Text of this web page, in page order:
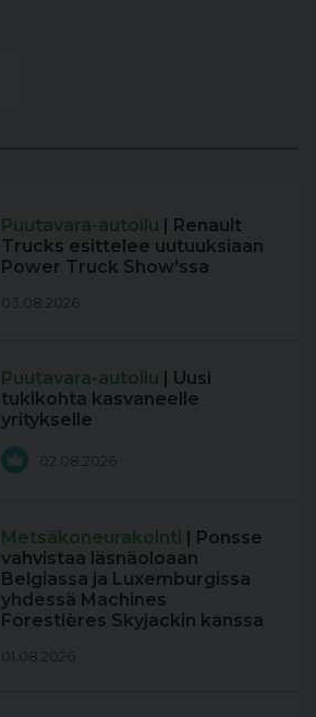
Puutavara-autoilu | Renault
Trucks esittelee uutuuksiaan
Power Truck Show'ssa
03.08.2026
Puutavara-autoilu | Uusi
tukikohta kasvaneelle
yritykselle
02.08.2026
Metsäkoneurakointi | Ponsse
vahvistaa läsnäoloaan
Belgiassa ja Luxemburgissa
yhdessä Machines
Forestières Skyjackin kanssa
01.08.2026